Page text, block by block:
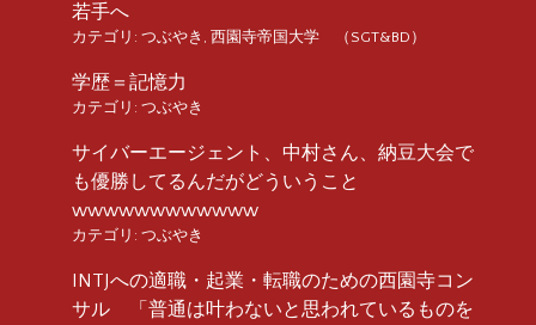
若手へ
カテゴリ: つぶやき 西園寺帝国大学 （SGT&BD）
学歴＝記憶力
カテゴリ: つぶやき
サイバーエージェント、中村さん、納豆大会で
も優勝してるんだがどういうこと
wwwwwwwwwwww
カテゴリ: つぶやき
INTJへの適職・起業・転職のための西園寺コン
サル 「普通は叶わないと思われているものを